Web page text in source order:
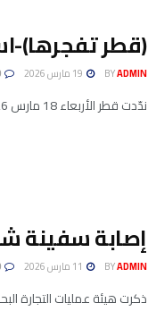
(قطر تفجرها)-
BYADMIN
ندّدت قطر الأربعاء 18 مارس 2026 بتعرض منشآت في حقل رئيسي للغاز مشترك بينها وبين إيران، لضربات في إطار الحرب ...
إصابة سفينة
BYADMIN
​ذكرت ​هيئة ‌عمليات ‌التجارة